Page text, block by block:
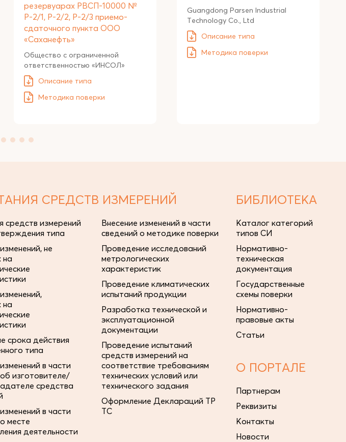
резервуарах РВСП-10000 №
Р-2/1, Р-2/2, Р-2/3 приемо-
сдаточного пункта ООО
«Саханефть»
Общество с ограниченной
ответственностью «ИНСОЛ»
Описание типа
Методика поверки
Guangdong Parsen Industrial
Technology Co., Ltd
Описание типа
Методика поверки
СРЕДСТВ ИЗМЕРЕНИЙ
средств измерений
типа
не
на
на
срока действия
типа
в части
изготовителе/
средства
в части
месте
деятельности
Внесение изменений в части
сведений о методике поверки
Проведение исследований
метрологических
характеристик
Проведение климатических
испытаний продукции
Разработка технической и
эксплуатационной
документации
Проведение испытаний
средств измерений на
соответствие требованиям
технических условий или
технического задания
Оформление Деклараций ТР
ТС
БИБЛИОТЕКА
Каталог категорий
типов СИ
Нормативно-
техническая
документация
Государственные
схемы поверки
Нормативно-
правовые акты
Статьи
О ПОРТАЛЕ
Партнерам
Реквизиты
Контакты
Новости